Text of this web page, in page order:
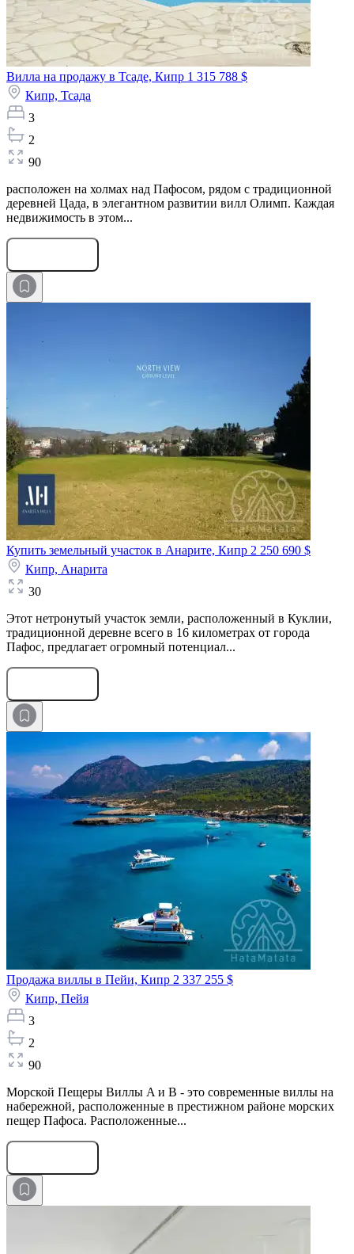
Вилла на продажу в Тсаде, Кипр 1 315 788 $
Кипр, Тсада
3
2
90
расположен на холмах над Пафосом, рядом с традиционной
деревней Цада, в элегантном развитии вилл Олимп. Каждая
недвижимость в этом...
Купить земельный участок в Анарите, Кипр 2 250 690 $
Кипр, Анарита
30
Этот нетронутый участок земли, расположенный в Куклии,
традиционной деревне всего в 16 километрах от города
Пафос, предлагает огромный потенциал...
Продажа виллы в Пейи, Кипр 2 337 255 $
Кипр, Пейя
3
2
90
Морской Пещеры Виллы A и B - это современные виллы на
набережной, расположенные в престижном районе морских
пещер Пафоса. Расположенные...